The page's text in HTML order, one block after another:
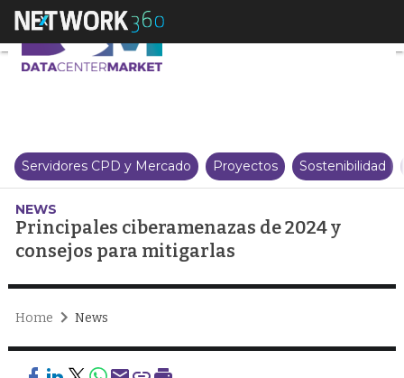
Principales ciberamenazas de
Servidores CPD y Mercado Proyectos Sostenibilidad
NEWS
Principales ciberamenazas de 2024 y
consejos para mitigarlas
Home News